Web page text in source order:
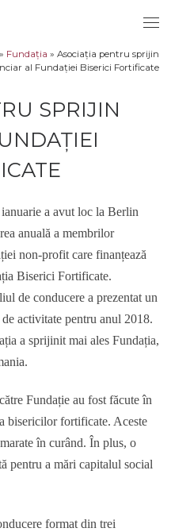
» Fundația » Asociația pentru sprijin
al Fundației Biserici Fortificate
SPRIJIN
a avut loc la Berlin
anuală a membrilor
non-profit care finanțează
Biserici Fortificate.
de conducere a prezentat un
activitate pentru anul 2018.
a sprijinit mai ales Fundația,
Fundație au fost făcute în
bisericilor fortificate. Aceste
în curând. În plus, o
pentru a mări capitalul social
format din trei